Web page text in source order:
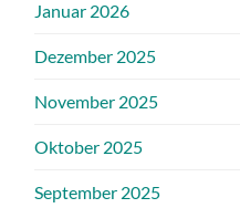
Januar 2026
Dezember 2025
November 2025
Oktober 2025
September 2025